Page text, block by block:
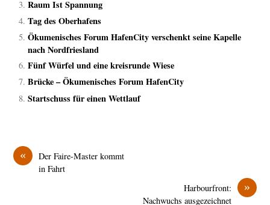
Raum Ist Spannung
Tag des Oberhafens
Ökumenisches Forum HafenCity verschenkt seine Kapelle
nach Nordfriesland
Fünf Würfel und eine kreisrunde Wiese
Brücke – Ökumenisches Forum HafenCity
Startschuss für einen Wettlauf
«
Der Faire-Master kommt
in Fahrt
»
Harbourfront:
Nachwuchs ausgezeichnet